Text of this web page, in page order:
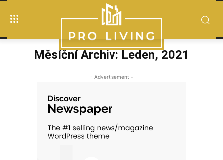
Měsíční Archiv: Leden, 2021
- Advertisement -